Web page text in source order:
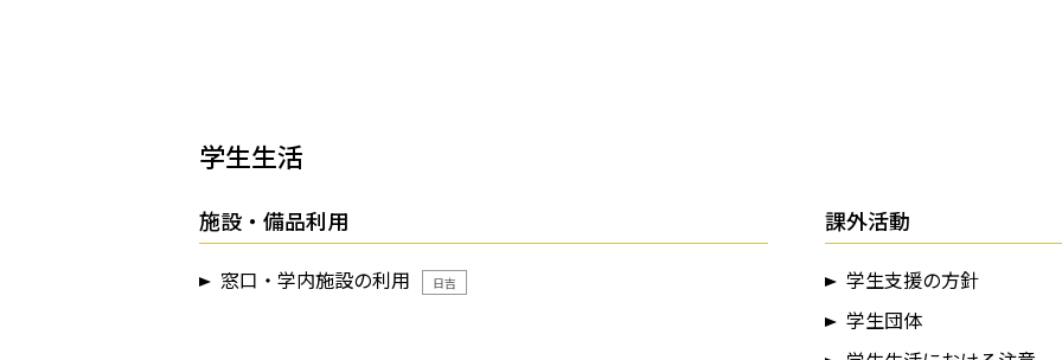
学生生活
施設・備品利用
窓口・学内施設の利用 日吉
課外活動
学生支援の方針
学生団体